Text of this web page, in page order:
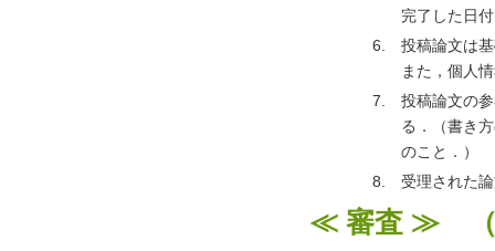
完了した日
6.
投稿論文は
また，個人
7.
投稿論文の
る．（書き
のこと．）
8.
受理された
≪ 審査 ≫